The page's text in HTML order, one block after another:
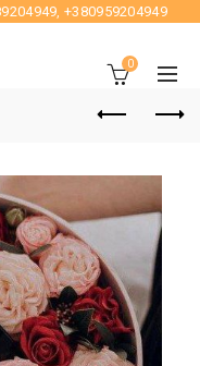
,+380959204949
0